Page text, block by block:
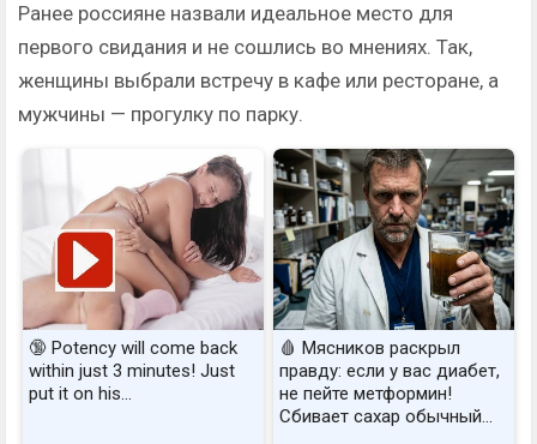
Ранее россияне назвали идеальное место для
первого свидания и не сошлись во мнениях. Так,
женщины выбрали встречу в кафе или ресторане, а
мужчины — прогулку по парку.
🔞 Potency will come back
within just 3 minutes! Just
put it on his…
🩸 Мясников раскрыл
правду: если у вас диабет,
не пейте метформин!
Сбивает сахар обычный...